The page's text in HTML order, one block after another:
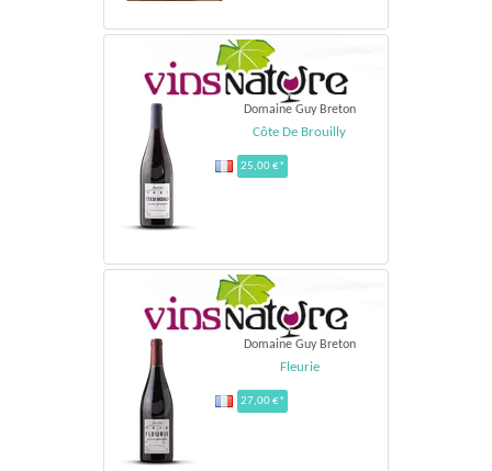
Domaine Guy Breton
Côte De Brouilly
25,00 €*
Domaine Guy Breton
Fleurie
27,00 €*